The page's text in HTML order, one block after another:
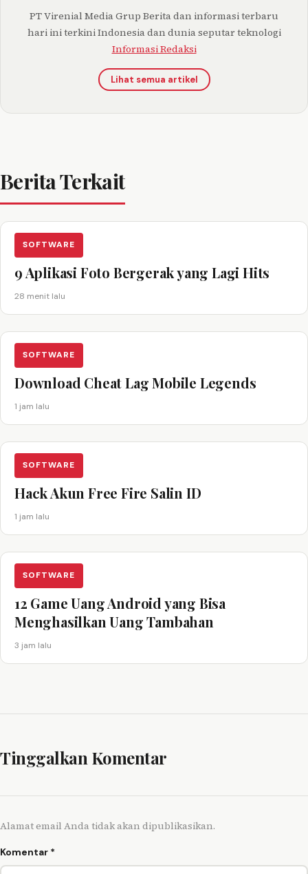
PT Virenial Media Grup Berita dan informasi terbaru
hari ini terkini Indonesia dan dunia seputar teknologi
Informasi Redaksi
Lihat semua artikel
Berita Terkait
SOFTWARE
9 Aplikasi Foto Bergerak yang Lagi Hits
28 menit lalu
SOFTWARE
Download Cheat Lag Mobile Legends
1 jam lalu
SOFTWARE
Hack Akun Free Fire Salin ID
1 jam lalu
SOFTWARE
12 Game Uang Android yang Bisa
Menghasilkan Uang Tambahan
3 jam lalu
Tinggalkan Komentar
Alamat email Anda tidak akan dipublikasikan.
Komentar *